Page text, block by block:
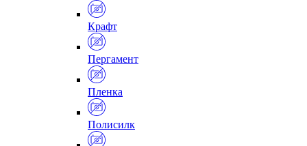
Крафт
Пергамент
Пленка
Полисилк